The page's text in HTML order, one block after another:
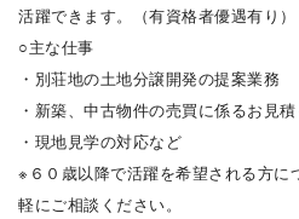
活躍できます。（有資格者優遇有り）
○主な仕事
・別荘地の土地分譲開発の提案業務
・新築、中古物件の売買に係るお見
・現地見学の対応など
※６０歳以降で活躍を希望される方に
軽にご相談ください。